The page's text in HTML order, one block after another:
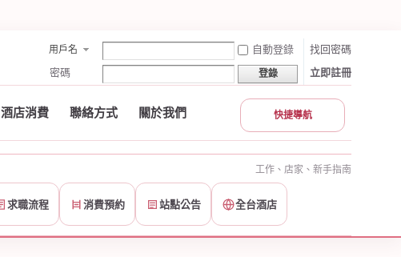
用戶名 自動登錄
找回密碼
密碼
登錄 立即註冊
酒店消費 聯絡方式 關於我們 快捷導航
工作、店家、新手指南
求職流程 消費預約 站點公告 全台酒店